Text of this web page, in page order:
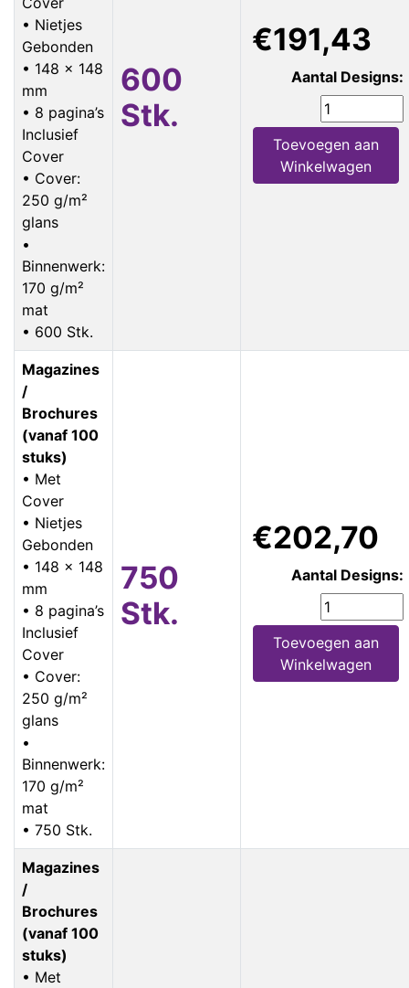
• Nietjes
Gebonden
• 148 x 148
mm
• 8 pagina’s
Inclusief
Cover
• Cover:
250 g/m²
glans
•
Binnenwerk:
170 g/m²
mat
• 600 Stk.
600
Stk.
€191,43
Aantal Designs:
Toevoegen aan
Winkelwagen
Magazines
/
Brochures
(vanaf 100
stuks)
• Met
Cover
• Nietjes
Gebonden
• 148 x 148
mm
• 8 pagina’s
Inclusief
Cover
• Cover:
250 g/m²
glans
•
Binnenwerk:
170 g/m²
mat
• 750 Stk.
750
Stk.
€202,70
Aantal Designs:
Toevoegen aan
Winkelwagen
Magazines
/
Brochures
(vanaf 100
stuks)
• Met